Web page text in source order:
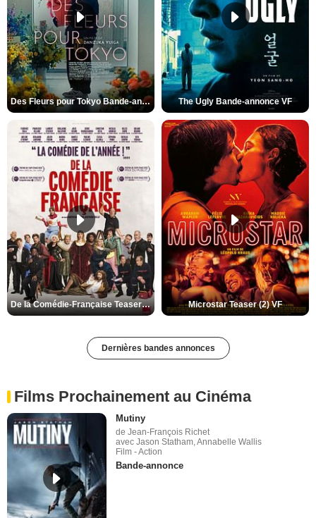
Des Fleurs pour Tokyo Bande-annonce VO STFR The Ugly Bande-annonce VF
De la Comédie-Française Teaser (3) VF Microstar Teaser (2) VF
Dernières bandes annonces
Films Prochainement au Cinéma
Mutiny
de Jean-François Richet
avec Jason Statham, Annabelle Wallis
Film - Action
Bande-annonce